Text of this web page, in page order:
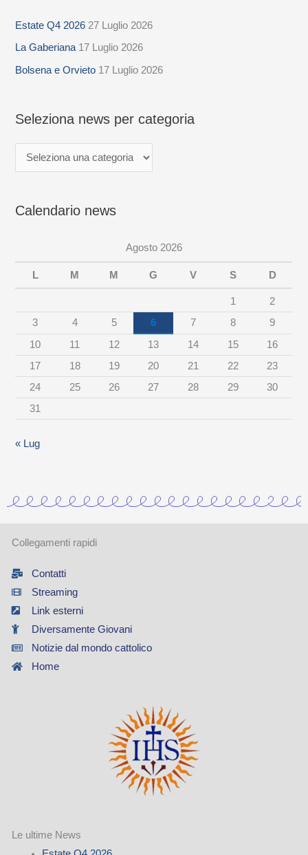
Estate Q4 2026 27 Luglio 2026
La Gaberiana 17 Luglio 2026
Bolsena e Orvieto 17 Luglio 2026
Seleziona news per categoria
l
e
z
n
w
r
c
i
Calendario news
Agosto 2026
L M M G V S D
1
2
3
4 5 6 7 8
9
10
11 12 13 14 15
16
17
18 19 20 21 22
23
24
25 26 27 28 29
30
31
« Lug
Collegamenti rapidi
Contatti
Streaming
Link esterni
Diversamente Giovani
Notizie dal mondo cattolico
Home
Le ultime News